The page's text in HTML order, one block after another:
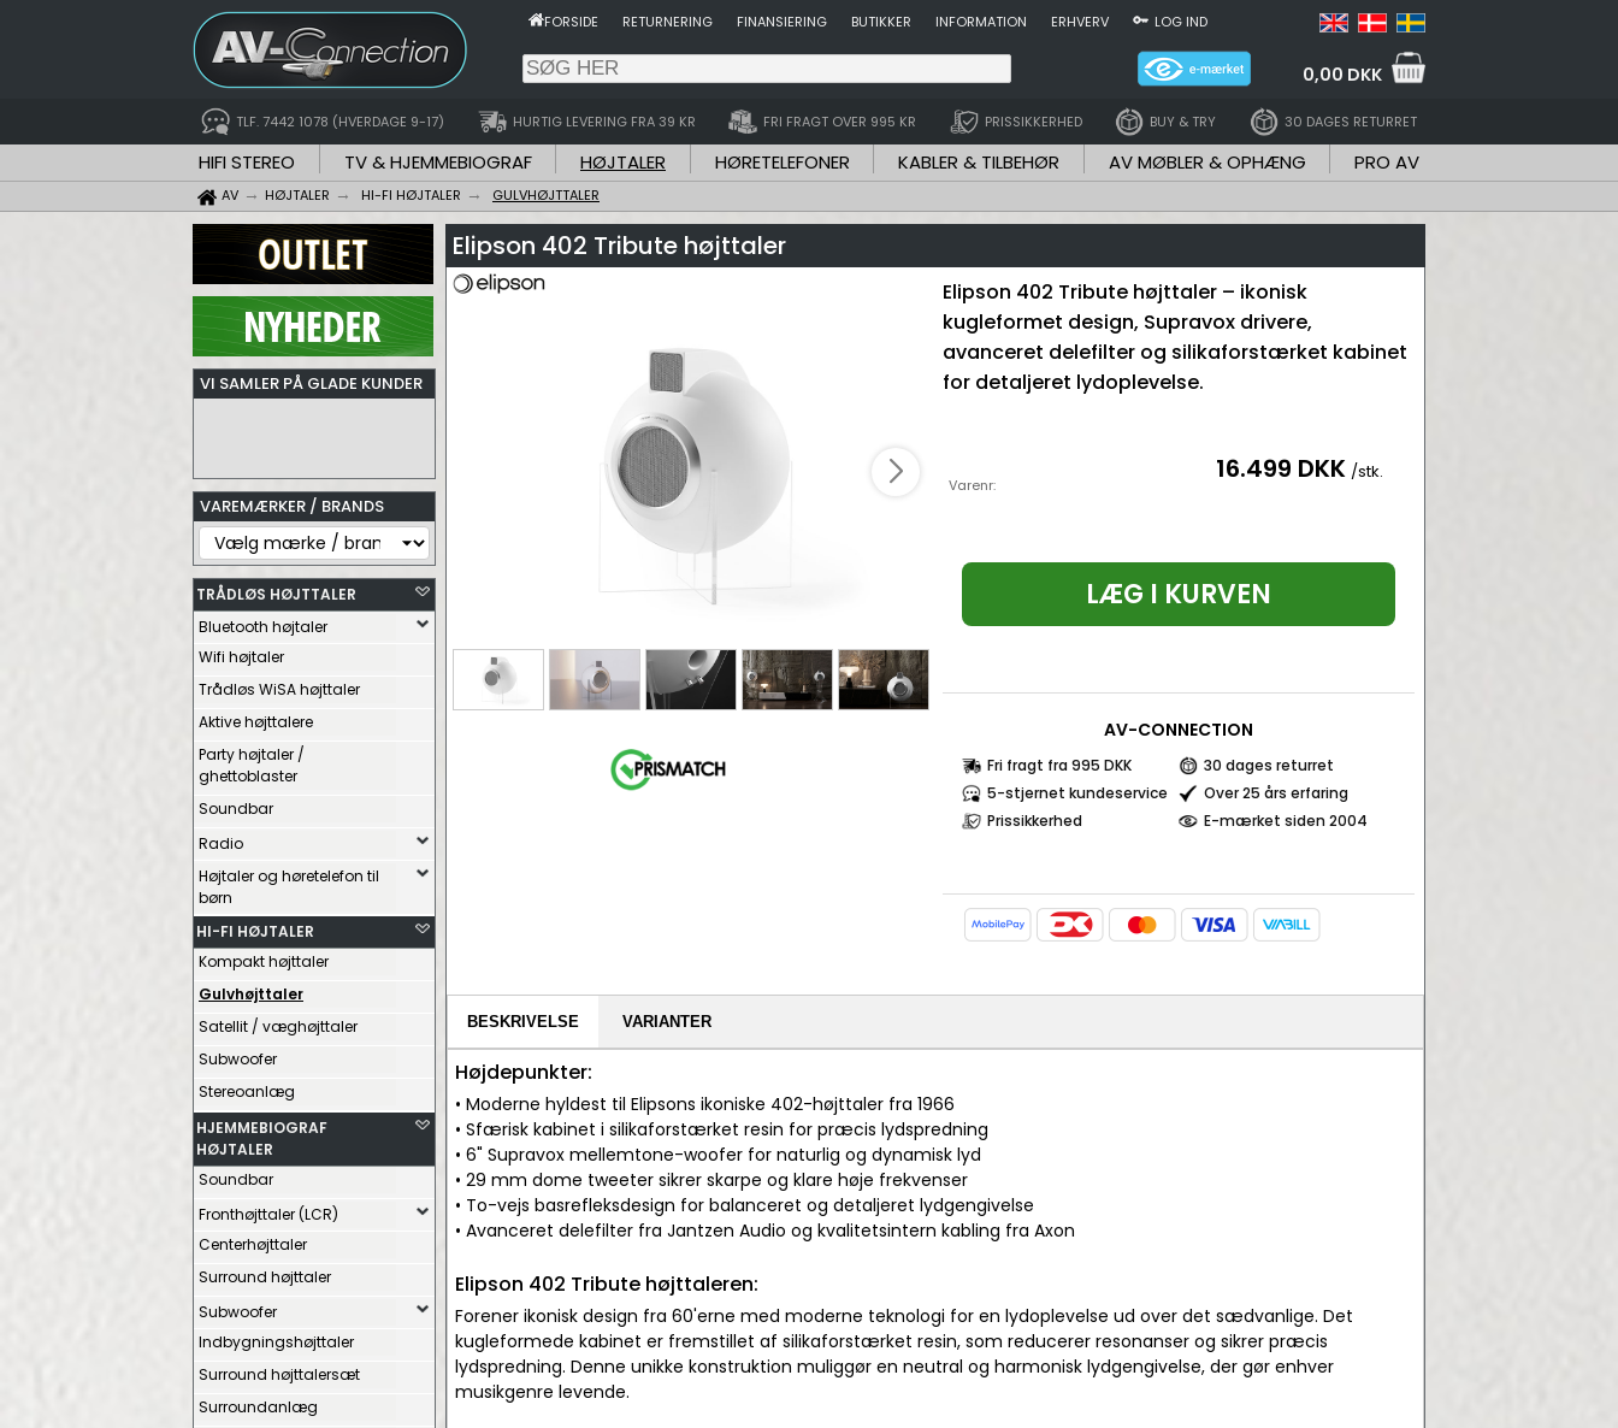
FORSIDE RETURNERING FINANSIERING BUTIKKER INFORMATION ERHVERV LOG IND
0,00 DKK
TLF. 7442 1078 (HVERDAGE 9-17) HURTIG LEVERING FRA 39 KR FRI FRAGT OVER 995 KR PRISSIKKERHED BUY & TRY 30 DAGES RETURRET
HIFI STEREO TV & HJEMMEBIOGRAF HØJTALER HØRETELEFONER KABLER & TILBEHØR AV MØBLER & OPHÆNG PRO AV
AV HØJTALER HI-FI HØJTALER GULVHØJTTALER
VI SAMLER PÅ GLADE KUNDER
VAREMÆRKER / BRANDS
TRÅDLØS HØJTTALER
Bluetooth højtaler
Wifi højtaler
Trådløs WiSA højttaler
Aktive højttalere
Party højtaler /
ghettoblaster
Soundbar
Radio
Højtaler og høretelefon til
børn
HI-FI HØJTALER
Kompakt højttaler
Gulvhøjttaler
Satellit / væghøjttaler
Subwoofer
Stereoanlæg
HJEMMEBIOGRAF
HØJTALER
Soundbar
Fronthøjttaler (LCR)
Centerhøjttaler
Surround højttaler
Subwoofer
Indbygningshøjttaler
Surround højttalersæt
Surroundanlæg
Elipson 402 Tribute højttaler
Elipson 402 Tribute højttaler – ikonisk
kugleformet design, Supravox drivere,
avanceret delefilter og silikaforstærket kabinet
for detaljeret lydoplevelse.
Varenr: 16.499 DKK /stk.
LÆG I KURVEN
AV-CONNECTION
Fri fragt fra 995 DKK
30 dages returret
5-stjernet kundeservice
Over 25 års erfaring
Prissikkerhed
E-mærket siden 2004
BESKRIVELSE VARIANTER
Højdepunkter:
• Moderne hyldest til Elipsons ikoniske 402-højttaler fra 1966
• Sfærisk kabinet i silikaforstærket resin for præcis lydspredning
• 6" Supravox mellemtone-woofer for naturlig og dynamisk lyd
• 29 mm dome tweeter sikrer skarpe og klare høje frekvenser
• To-vejs basrefleksdesign for balanceret og detaljeret lydgengivelse
• Avanceret delefilter fra Jantzen Audio og kvalitetsintern kabling fra Axon
Elipson 402 Tribute højttaleren:
Forener ikonisk design fra 60'erne med moderne teknologi for en lydoplevelse ud over det sædvanlige. Det
kugleformede kabinet er fremstillet af silikaforstærket resin, som reducerer resonanser og sikrer præcis
lydspredning. Denne unikke konstruktion muliggør en neutral og harmonisk lydgengivelse, der gør enhver
musikgenre levende.